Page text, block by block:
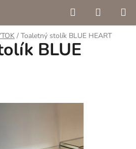
Hľadať
KOŠÍK
/ Toaletný stolík BLUE HEART
BLUE